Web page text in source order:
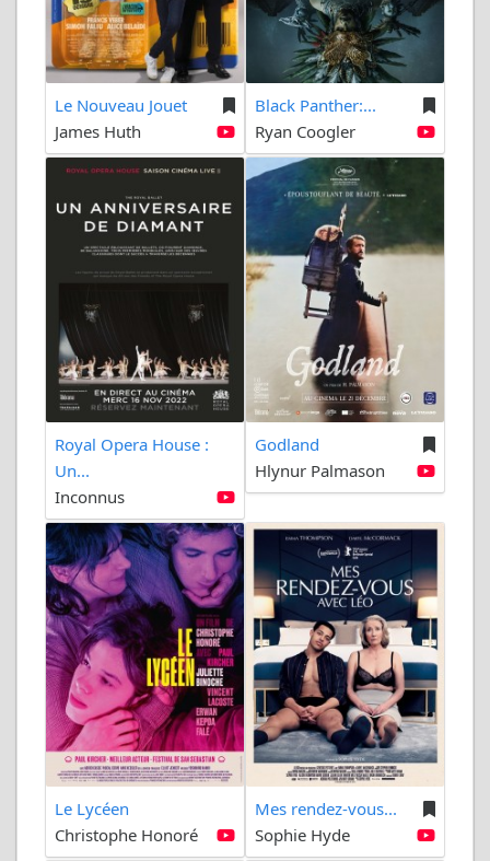
Le Nouveau Jouet
James Huth
Black Panther:...
Ryan Coogler
Royal Opera House :
Un...
Inconnus
Godland
Hlynur Palmason
Le Lycéen
Christophe Honoré
Mes rendez-vous...
Sophie Hyde